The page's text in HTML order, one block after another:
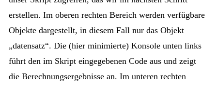
erstellen. Im oberen rechten Bereich werden verfügbare
Objekte dargestellt, in diesem Fall nur das Objekt
„datensatz“. Die (hier minimierte) Konsole unten links
führt den im Skript eingegebenen Code aus und zeigt
die Berechnungsergebnisse an. Im unteren rechten